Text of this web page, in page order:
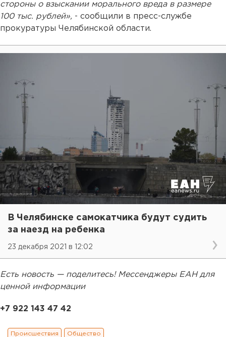
стороны о взыскании морального вреда в размере
100 тыс. рублей», - сообщили в пресс-службе
прокуратуры Челябинской области.
В Челябинске самокатчика будут судить
за наезд на ребенка
23 декабря 2021 в 12:02
Есть новость — поделитесь! Мессенджеры ЕАН для
ценной информации
+7 922 143 47 42
Происшествия Общество